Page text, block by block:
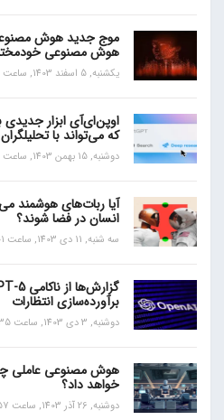
موج جدید هوش
هوش مصنوعی
یکشنبه, 5 اسفند 1403, ساعت 20:03
اوپن‌ای‌آی ابزار
که می‌تواند با
دوشنبه, 15 بهمن 1403, ساعت 19:57
آیا ربات‌های هوشمند
انسان در فضا شوند؟
سه شنبه, 11 دی 1403, ساعت 10:01
برآورده‌سازی انتظارات
دوشنبه, 3 دی 1403, ساعت 0:35
هوش مصنوعی عاملی
خواهد داد؟
دوشنبه, 26 آذر 1403, ساعت 17:57